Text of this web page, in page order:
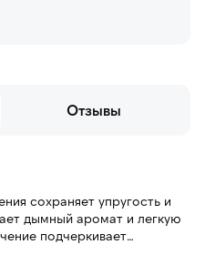
Отзывы
сохраняет упругость и
дымный аромат и легкую
подчеркивает